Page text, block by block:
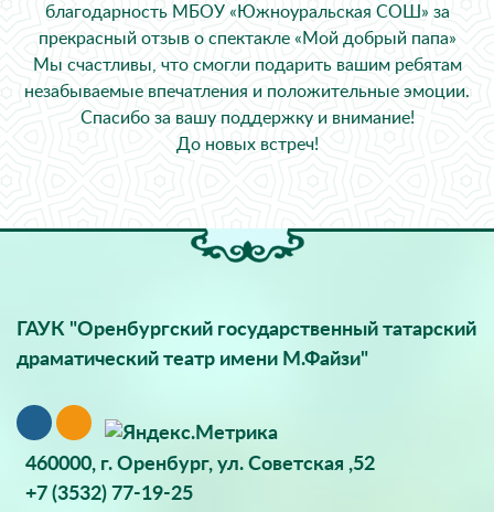
благодарность МБОУ «Южноуральская СОШ» за
прекрасный отзыв о спектакле «Мой добрый папа»
Мы счастливы, что смогли подарить вашим ребятам
незабываемые впечатления и положительные эмоции.
Спасибо за вашу поддержку и внимание!
До новых встреч!
ГАУК "Оренбургский государственный татарский
драматический театр имени М.Файзи"
460000, г. Оренбург, ул. Советская ,52
+7 (3532) 77-19-25